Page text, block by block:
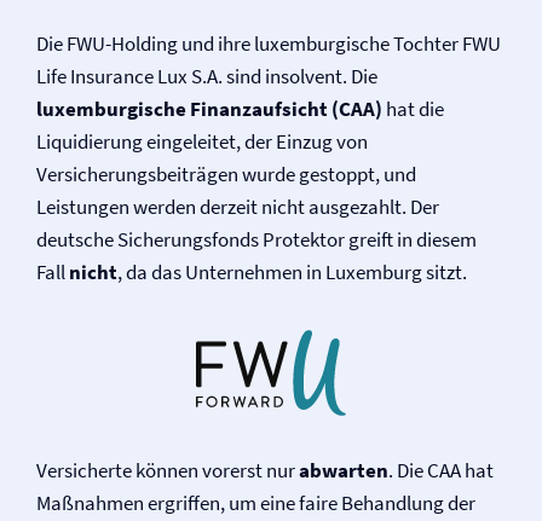
Die FWU-Holding und ihre luxemburgische Tochter FWU
Life Insurance Lux S.A. sind insolvent. Die
luxemburgische Finanzaufsicht (CAA) hat die
Liquidierung eingeleitet, der Einzug von
Versicherungsbeiträgen wurde gestoppt, und
Leistungen werden derzeit nicht ausgezahlt. Der
deutsche Sicherungsfonds Protektor greift in diesem
Fallnicht, da das Unternehmen in Luxemburg sitzt.
Versicherte können vorerst nurabwarten. Die CAA hat
Maßnahmen ergriffen, um eine faire Behandlung der